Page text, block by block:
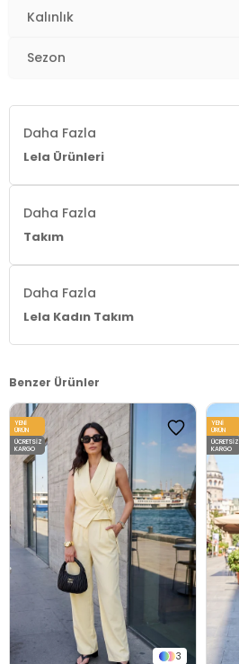
Yaş Grubu:Yetişkin
Menşei: Türkiye
Kalınlık
Sezon
Daha Fazla
Lela Ürünleri
Daha Fazla
Takım
Daha Fazla
Lela Kadın Takım
Benzer Ürünler
3
YENI
ÜRÜN
ÜCRETSIZ
KARGO
YENI
ÜRÜN
ÜCRETSIZ
KARGO